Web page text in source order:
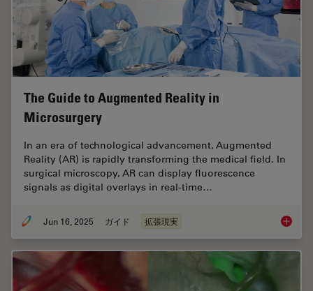
The Guide to Augmented Reality in
Microsurgery
In an era of technological advancement, Augmented
Reality (AR) is rapidly transforming the medical field. In
surgical microscopy, AR can display fluorescence
signals as digital overlays in real-time…
Jun 16, 2025 ガイド 拡張現実 The